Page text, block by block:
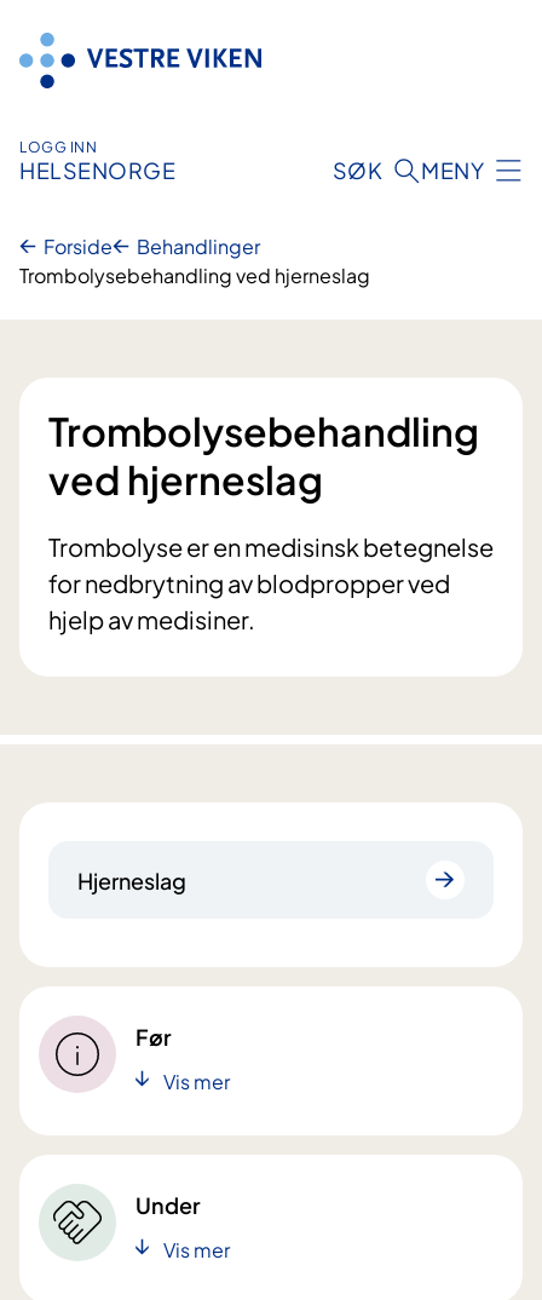
innhold
LOGG INN
HELSENORGE SØK MENY
Forside
Behandlinger
Trombolysebehandling ved hjerneslag
Trombolysebehandling
ved hjerneslag
Trombolyse er en medisinsk betegnelse
for nedbrytning av blodpropper ved
hjelp av medisiner.
Hjerneslag
Før
Vis mer
Under
Vis mer